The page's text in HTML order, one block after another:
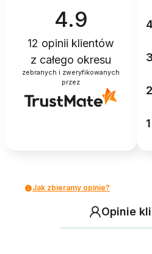
4.9
12 opinii klientów
z całego okresu
zebranych i zweryfikowanych
przez
4
3
2
1
Jak zbieramy opinie?
Opinie